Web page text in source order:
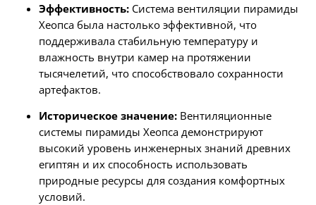
Эффективность: Система вентиляции пирамиды
Хеопса была настолько эффективной, что
поддерживала стабильную температуру и
влажность внутри камер на протяжении
тысячелетий, что способствовало сохранности
артефактов.
Историческое значение: Вентиляционные
системы пирамиды Хеопса демонстрируют
высокий уровень инженерных знаний древних
египтян и их способность использовать
природные ресурсы для создания комфортных
условий.